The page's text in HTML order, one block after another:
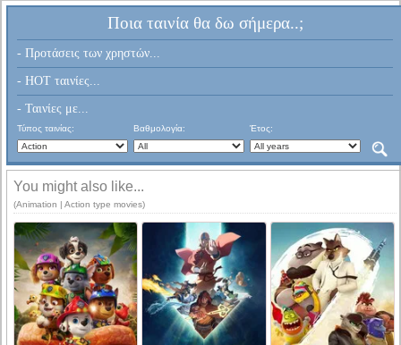
Ποια ταινία θα δω σήμερα..;
- Προτάσεις των χρηστών...
- HOT ταινίες...
- Ταινίες με...
Τύπος ταινίας: Βαθμολογία: Έτος:
You might also like...
(Animation | Action type movies)